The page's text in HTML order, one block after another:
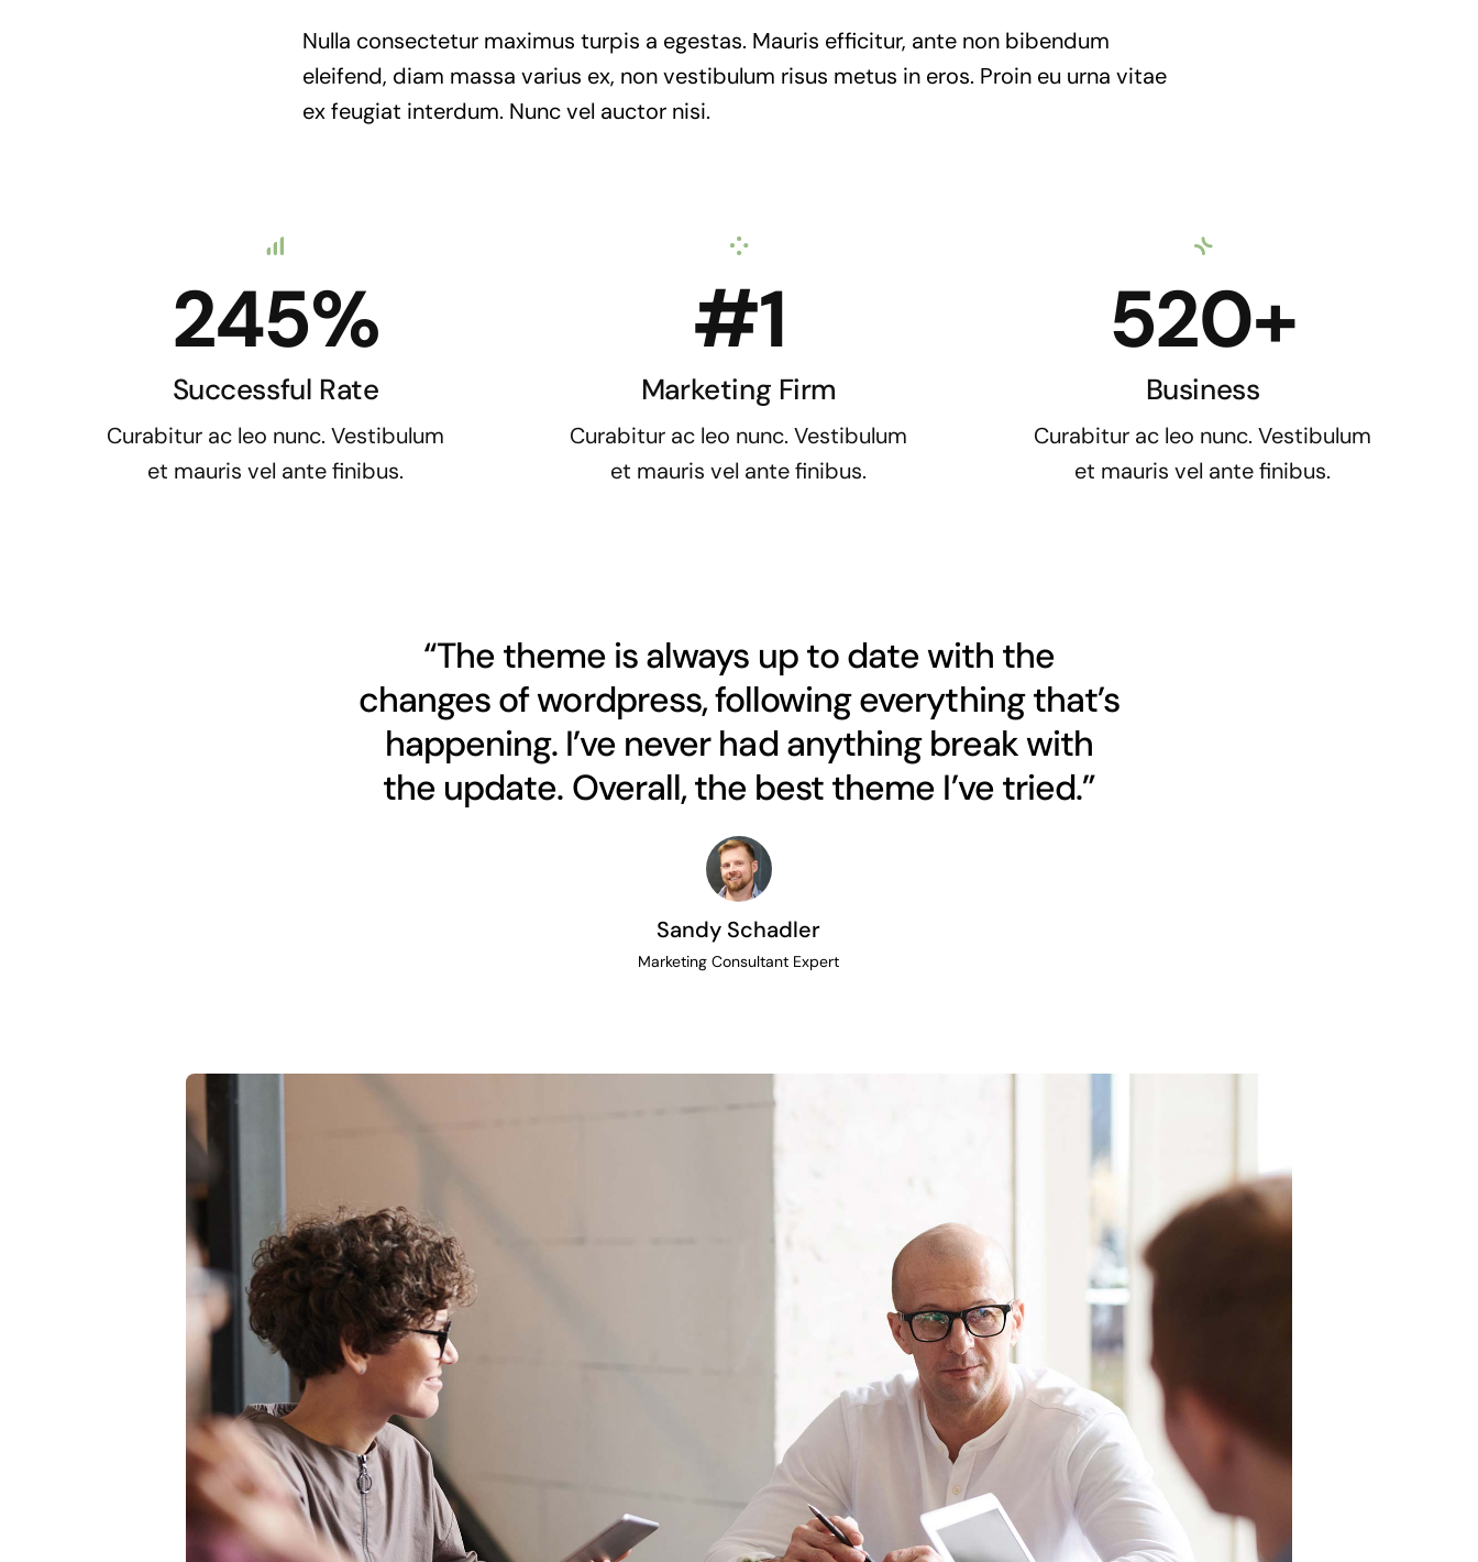
Nulla consectetur maximus turpis a egestas. Mauris efficitur, ante non bibendum
eleifend, diam massa varius ex, non vestibulum risus metus in eros. Proin eu urna vitae
ex feugiat interdum. Nunc vel auctor nisi.
245%
Successful Rate
Curabitur ac leo nunc. Vestibulum
et mauris vel ante finibus.
#1
Marketing Firm
Curabitur ac leo nunc. Vestibulum
et mauris vel ante finibus.
520+
Business
Curabitur ac leo nunc. Vestibulum
et mauris vel ante finibus.
“The theme is always up to date with the
changes of wordpress, following everything that’s
happening. I’ve never had anything break with
the update. Overall, the best theme I’ve tried.”
Sandy Schadler
Marketing Consultant Expert